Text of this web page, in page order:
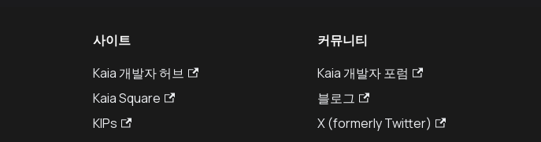
사이트
Kaia 개발자 허브
Kaia Square
KIPs
커뮤니티
Kaia 개발자 포럼
블로그
X (formerly Twitter)